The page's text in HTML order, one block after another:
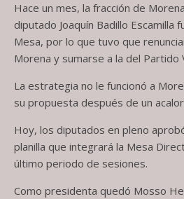
Hace un mes, la fracción de
diputado Joaquín Badillo Escamilla
Mesa, por lo que tuvo que
Morena y sumarse a la del Partido
La estrategia no le funcionó a
su propuesta después de un
Hoy, los diputados en pleno
planilla que integrará la Mesa
último periodo de sesiones.
Como presidenta quedó Mosso